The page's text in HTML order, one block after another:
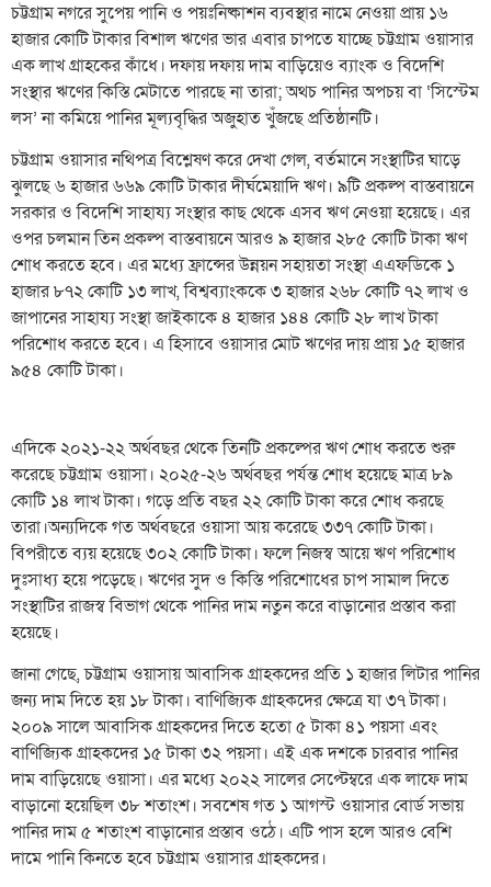
চট্টগ্রাম নগরে সুপেয় পানি ও পয়ঃনিষ্কাশন ব্যবস্থার নামে নেওয়া প্রায় ১৬
হাজার কোটি টাকার বিশাল ঋণের ভার এবার চাপতে যাচ্ছে চট্টগ্রাম ওয়াসার
এক লাখ গ্রাহকের কাঁধে। দফায় দফায় দাম বাড়িয়েও ব্যাংক ও বিদেশি
সংস্থার ঋণের কিস্তি মেটাতে পারছে না তারা; অথচ পানির অপচয় বা ‘সিস্টেম
লস’ না কমিয়ে পানির মূল্যবৃদ্ধির অজুহাত খুঁজছে প্রতিষ্ঠানটি।
চট্টগ্রাম ওয়াসার নথিপত্র বিশ্লেষণ করে দেখা গেল, বর্তমানে সংস্থাটির ঘাড়ে
ঝুলছে ৬ হাজার ৬৬৯ কোটি টাকার দীর্ঘমেয়াদি ঋণ। ৯টি প্রকল্প বাস্তবায়নে
সরকার ও বিদেশি সাহায্য সংস্থার কাছ থেকে এসব ঋণ নেওয়া হয়েছে। এর
ওপর চলমান তিন প্রকল্প বাস্তবায়নে আরও ৯ হাজার ২৮৫ কোটি টাকা ঋণ
শোধ করতে হবে। এর মধ্যে ফ্রান্সের উন্নয়ন সহায়তা সংস্থা এএফডিকে ১
হাজার ৮৭২ কোটি ১৩ লাখ, বিশ্বব্যাংককে ৩ হাজার ২৬৮ কোটি ৭২ লাখ ও
জাপানের সাহায্য সংস্থা জাইকাকে ৪ হাজার ১৪৪ কোটি ২৮ লাখ টাকা
পরিশোধ করতে হবে। এ হিসাবে ওয়াসার মোট ঋণের দায় প্রায় ১৫ হাজার
৯৫৪ কোটি টাকা।
এদিকে ২০২১-২২ অর্থবছর থেকে তিনটি প্রকল্পের ঋণ শোধ করতে শুরু
করেছে চট্টগ্রাম ওয়াসা। ২০২৫-২৬ অর্থবছর পর্যন্ত শোধ হয়েছে মাত্র ৮৯
কোটি ১৪ লাখ টাকা। গড়ে প্রতি বছর ২২ কোটি টাকা করে শোধ করছে
তারা।অন্যদিকে গত অর্থবছরে ওয়াসা আয় করেছে ৩৩৭ কোটি টাকা।
বিপরীতে ব্যয় হয়েছে ৩০২ কোটি টাকা। ফলে নিজস্ব আয়ে ঋণ পরিশোধ
দুঃসাধ্য হয়ে পড়েছে। ঋণের সুদ ও কিস্তি পরিশোধের চাপ সামাল দিতে
সংস্থাটির রাজস্ব বিভাগ থেকে পানির দাম নতুন করে বাড়ানোর প্রস্তাব করা
হয়েছে।
জানা গেছে, চট্টগ্রাম ওয়াসায় আবাসিক গ্রাহকদের প্রতি ১ হাজার লিটার পানির
জন্য দাম দিতে হয় ১৮ টাকা। বাণিজ্যিক গ্রাহকদের ক্ষেত্রে যা ৩৭ টাকা।
২০০৯ সালে আবাসিক গ্রাহকদের দিতে হতো ৫ টাকা ৪১ পয়সা এবং
বাণিজ্যিক গ্রাহকদের ১৫ টাকা ৩২ পয়সা। এই এক দশকে চারবার পানির
দাম বাড়িয়েছে ওয়াসা। এর মধ্যে ২০২২ সালের সেপ্টেম্বরে এক লাফে দাম
বাড়ানো হয়েছিল ৩৮ শতাংশ। সবশেষ গত ১ আগস্ট ওয়াসার বোর্ড সভায়
পানির দাম ৫ শতাংশ বাড়ানোর প্রস্তাব ওঠে। এটি পাস হলে আরও বেশি
দামে পানি কিনতে হবে চট্টগ্রাম ওয়াসার গ্রাহকদের।